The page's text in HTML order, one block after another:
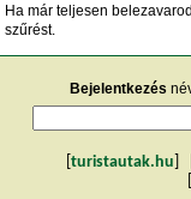
Ha már teljesen
szűrést.
Bejelentkezés
turistautak.hu